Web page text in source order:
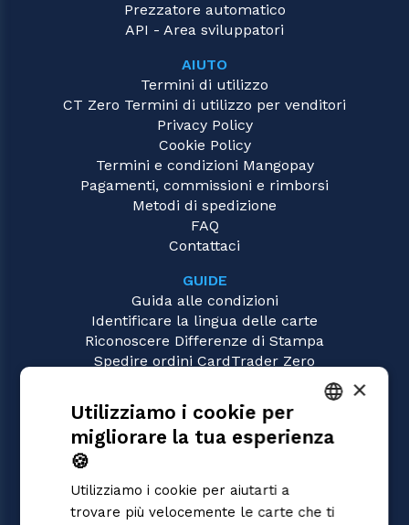
Prezzatore automatico
API - Area sviluppatori
AIUTO
Termini di utilizzo
CT Zero Termini di utilizzo per venditori
Privacy Policy
Cookie Policy
Termini e condizioni Mangopay
Pagamenti, commissioni e rimborsi
Metodi di spedizione
FAQ
Contattaci
GUIDE
Guida alle condizioni
Identificare la lingua delle carte
Riconoscere Differenze di Stampa
Spedire ordini CardTrader Zero
GIOCHI
Magic: the Gathering
Flesh and Blood
Digimon
ITALIAN
×
Utilizziamo i cookie per
migliorare la tua esperienza
🍪
Utilizziamo i cookie per aiutarti a
trovare più velocemente le carte che ti